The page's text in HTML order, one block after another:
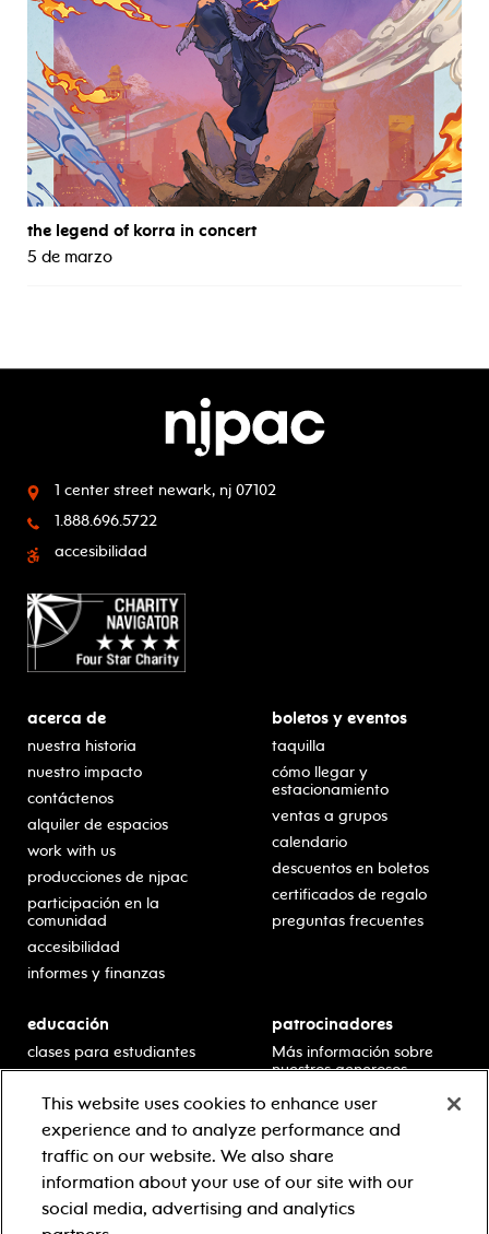
the legend of korra in concert
5 de marzo
1 center street newark, nj 07102
1.888.696.5722
accesibilidad
acerca de
nuestra historia
nuestro impacto
contáctenos
alquiler de espacios
work with us
producciones de njpac
participación en la
comunidad
accesibilidad
informes y finanzas
boletos y eventos
taquilla
cómo llegar y
estacionamiento
ventas a grupos
calendario
descuentos en boletos
certificados de regalo
preguntas frecuentes
educación
clases para estudiantes
escolar
residencias en escuelas
desarrollo profesional
recursos para docentes
comuníquese con el
equipo educativo
patrocinadores
Más información sobre
nuestros generosos
This website uses cookies to enhance user
experience and to analyze performance and
traffic on our website. We also share
information about your use of our site with our
social media, advertising and analytics